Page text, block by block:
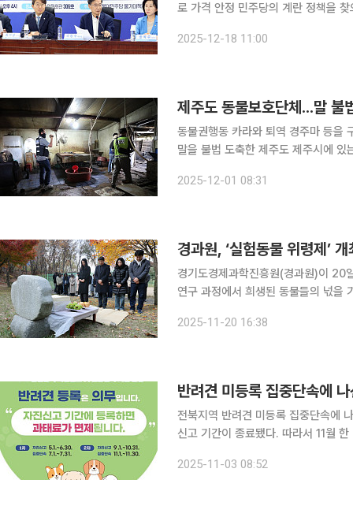
로 가격 안정 민주당의 계란 정책을 찾으려면 '숨은그림찾기'가 필요하다. 제22대 총선 공약집이나
증 지원 확대', '직불제 도입' 같은 표현
2025-12-18 11:00
제주도 동물보호단체...말 불
동물권행동 카라와 퇴역 경주마 등을
말을 불법 도축한 제주도 제주시에 있는 A관광승마장을
30분부터 8시 사이에 A승마장에서
2025-12-01 08:31
경과원, ‘실험동물 위령제’
경기도경제과학진흥원(경과원)이 20
연구 과정에서 희생된 동물들의 넋을 기리며 생
년부터 매년 위령제를 이어오며 동물
2025-11-20 16:38
반려견 미등록 집중단속에
전북지역 반려견 미등록 집중단속에 나섰다. 전북도는 지난달까지 두 달간 운영했던
신고 기간이 종료됐다. 따라서 11월 한 달 동안 반려견 미등록 집중 단속 기간을 운영한다는 것. 단속
2025-11-03 08:52